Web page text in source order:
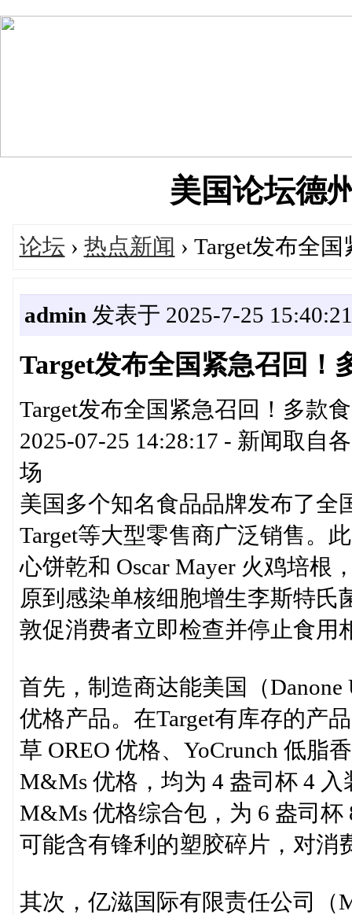
美国论坛德
论坛 › 热点新闻 › Target发布全
admin 发表于 2025-7-25 15:40:21
Target发布全国紧急召回！
Target发布全国紧急召回！多款
2025-07-25 14:28:17 - 新闻取自
场
美国多个知名食品品牌发布了全
Target等大型零售商广泛销售。
心饼乾和 Oscar Mayer 火鸡培根
原到感染单核细胞增生李斯特氏
敦促消费者立即检查并停止食用
首先，制造商达能美国（
优格产品。在Target有库存的产
草 OREO 优格、YoCrunch 低脂
M&Ms 优格，均为 4 盎司杯 4 入
M&Ms 优格综合包，为 6 盎司
可能含有锋利的塑胶碎片，对消
其次，亿滋国际有限责任公司（